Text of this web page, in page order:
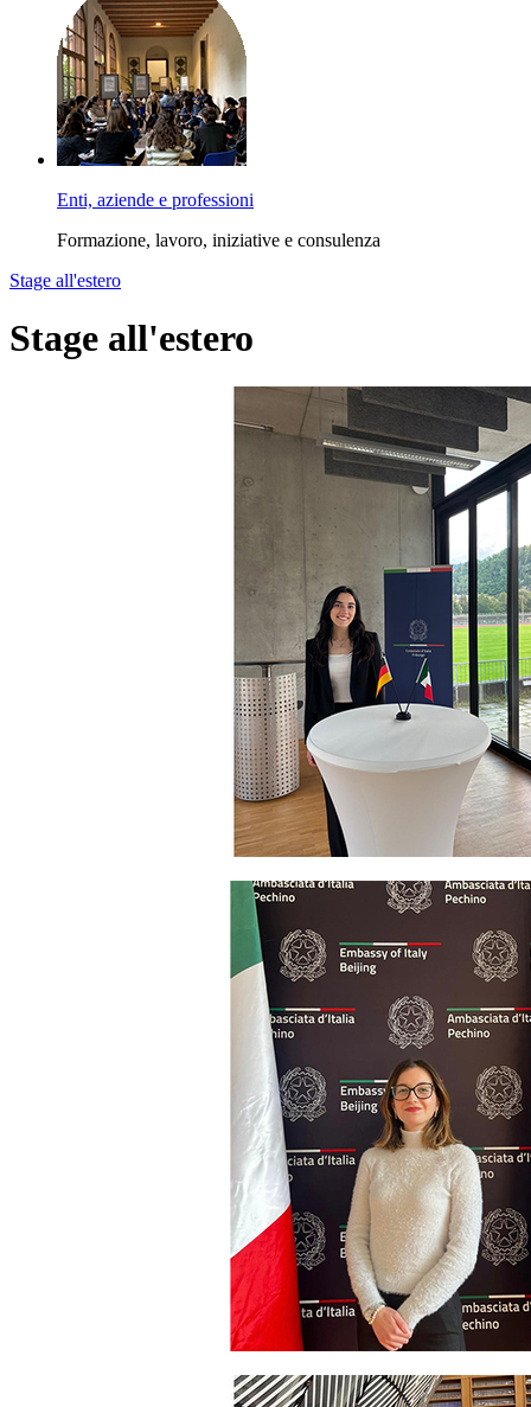
Enti, aziende e professioni
Formazione, lavoro, iniziative e consulenza
Stage all'estero
Stage all'estero